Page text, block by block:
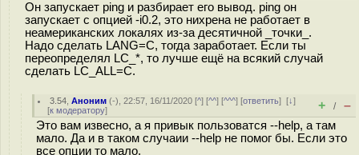
Он запускает ping и разбирает его вывод. ping он
запускает с опцией -i0.2, это нихрена не работает в
неамериканских локалях из-за десятичной _точки_.
Надо сделать LANG=C, тогда заработает. Если ты
переопределял LC_*, то лучше ещё на всякий случай
сделать LC_ALL=C.
3.54 ,Аноним (-), 22:57, 16/11/2020 [^] [^^] [^^^] [ответить][↓]
[к модератору] + / –
Это вам извесно, а я привык пользоватся --help, а там
мало. Да и в таком случаии --help не помог бы. Если это
все опции то мало.